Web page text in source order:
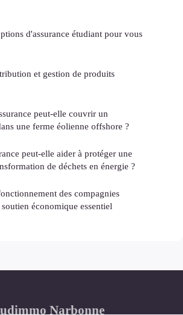
d'assurance étudiant pour vous
et gestion de produits
peut-elle couvrir un
une ferme éolienne offshore ?
peut-elle aider à protéger une
de déchets en énergie ?
des compagnies
économique essentiel
Narbonne